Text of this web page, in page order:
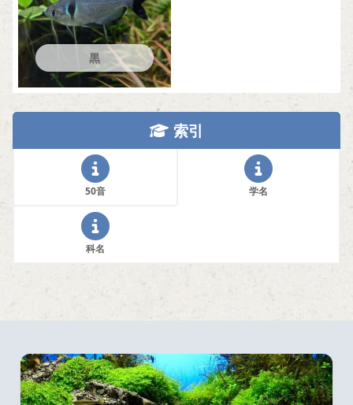
黒
索引
50音 学名
科名